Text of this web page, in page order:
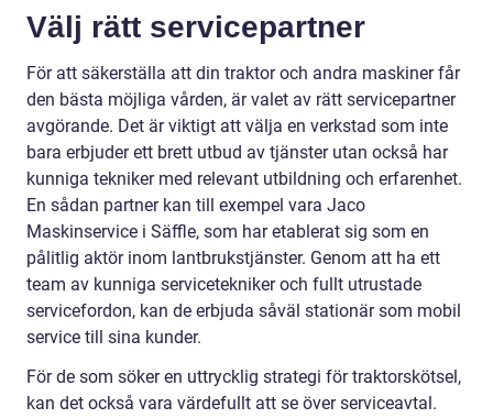
Välj rätt servicepartner
För att säkerställa att din traktor och andra maskiner får
den bästa möjliga vården, är valet av rätt servicepartner
avgörande. Det är viktigt att välja en verkstad som inte
bara erbjuder ett brett utbud av tjänster utan också har
kunniga tekniker med relevant utbildning och erfarenhet.
En sådan partner kan till exempel vara Jaco
Maskinservice i Säffle, som har etablerat sig som en
pålitlig aktör inom lantbrukstjänster. Genom att ha ett
team av kunniga servicetekniker och fullt utrustade
servicefordon, kan de erbjuda såväl stationär som mobil
service till sina kunder.
För de som söker en uttrycklig strategi för traktorskötsel,
kan det också vara värdefullt att se över serviceavtal.